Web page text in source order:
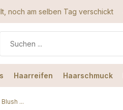
Die beste Qualität
Haarreifen Haarschmuck
...